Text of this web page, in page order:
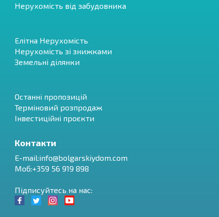
Нерухомість від забудовника
Елітна Нерухомість
Нерухомість зі знижками
Земельні ділянки
Останні пропозицій
Терміновий розпродаж
Інвестиційні проєкти
Контакти
E-mail:info@bolgarskiydom.com
Моб:+359 56 919 898
Підписуйтесь на нас: